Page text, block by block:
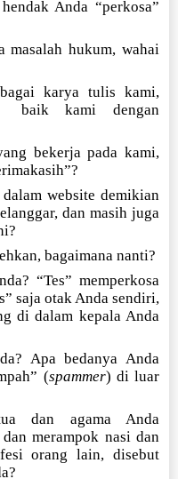
Anda “perkosa”
masalah hukum, wahai
karya tulis kami,
baik kami dengan
bekerja pada kami,
website demikian
dan masih juga
bagaimana nanti?
“Tes” memperkosa
saja otak Anda sendiri,
di dalam kepala Anda
Apa bedanya Anda
(spammer) di luar
dan agama Anda
dan merampok nasi dan
orang lain, disebut